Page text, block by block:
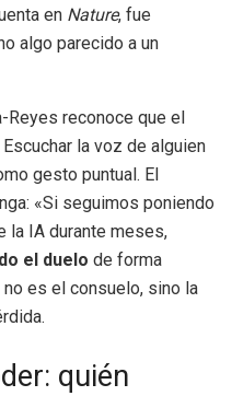
en Nature, fue
algo parecido a un
reconoce que el
la voz de alguien
gesto puntual. El
«Si seguimos poniendo
la IA durante meses,
el duelo de forma
es el consuelo, sino la
quién